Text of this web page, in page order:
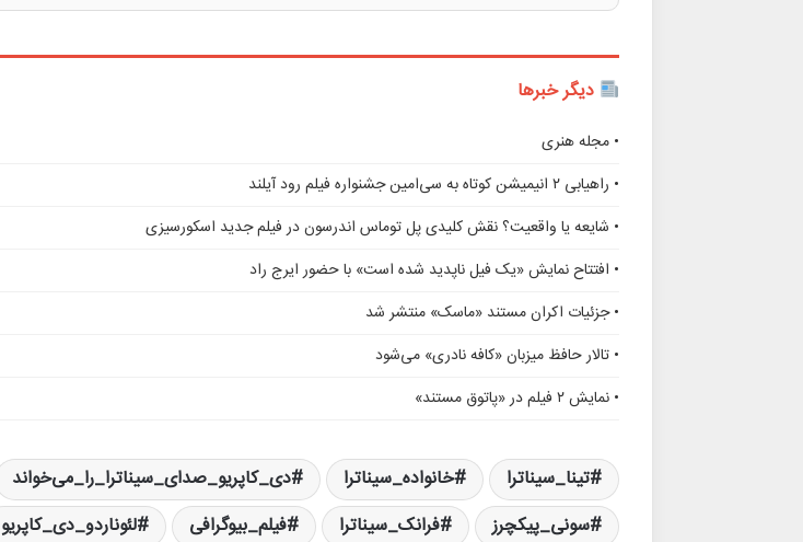
دیگر خبرها
• مجله هنری
• راهیابی ۲ انیمیشن کوتاه به سی‌امین جشنواره فیلم رود آیلند
• شایعه یا واقعیت؟ نقش کلیدی پل توماس اندرسون در فیلم جدید اسکورسیزی
• افتتاح نمایش «یک فیل ناپدید شده است» با حضور ایرج راد
• جزئیات اکران مستند «ماسک» منتشر شد
• تالار حافظ میزبان «کافه نادری» می‌شود
• نمایش ۲ فیلم در «پاتوق مستند»
تینا_سیناترا خانواده_سیناترا
دی_کاپریو_صدای_سیناترا_را_می‌خواند
سونی_پیکچرز
فرانک_سیناترا فیلم_بیوگرافی
لئوناردو_دی_کاپریو